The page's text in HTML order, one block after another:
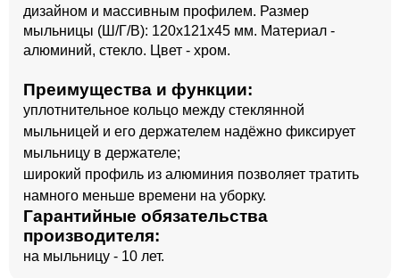
дизайном и массивным профилем. Размер
мыльницы (Ш/Г/В): 120x121x45 мм. Материал -
алюминий, стекло. Цвет - хром.
Преимущества и функции:
уплотнительное кольцо между стеклянной
мыльницей и его держателем надёжно фиксирует
мыльницу в держателе;
широкий профиль из алюминия позволяет тратить
намного меньше времени на уборку.
Гарантийные обязательства
производителя:
на мыльницу - 10 лет.